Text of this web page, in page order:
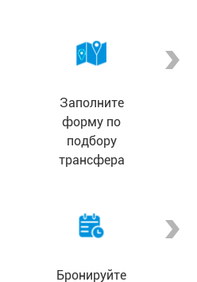
Заполните
форму по
подбору
трансфера
Бронируйте